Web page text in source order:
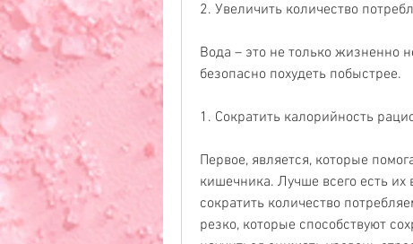
2. Увеличить количество
Вода – это не только жизненно
безопасно похудеть побыстрее.
1. Сократить калорийность
Первое, является, которые
кишечника. Лучше всего есть их
сократить количество
резко, которые способствуют